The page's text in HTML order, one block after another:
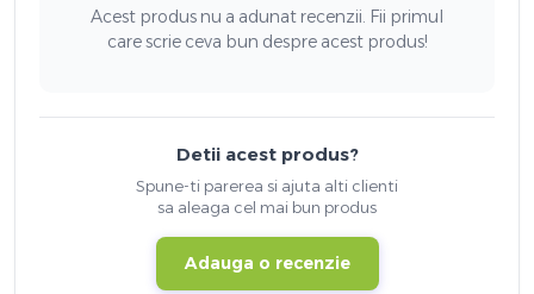
Acest produs nu a adunat recenzii. Fii primul
care scrie ceva bun despre acest produs!
Detii acest produs?
Spune-ti parerea si ajuta alti clienti
sa aleaga cel mai bun produs
Adauga o recenzie